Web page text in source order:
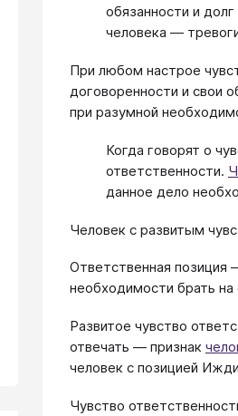
обязанности и
человека ―
При любом настрое
договоренности и свои
при разумной
Когда говорят о
ответственности.
данное дело
Человек с развитым
Ответственная позиция
необходимости брать
Развитое чувство
отвечать ― признак
человек с позицией
Чувство